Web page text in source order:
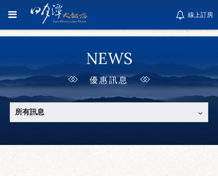
線上訂房
NEWS
優惠訊息
所有訊息